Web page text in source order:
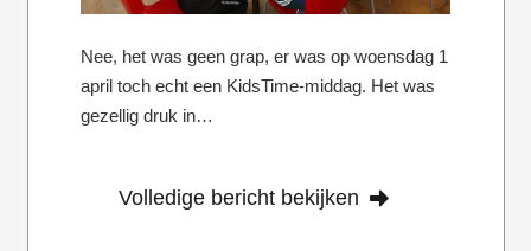
Nee, het was geen grap, er was op woensdag 1
april toch echt een KidsTime-middag. Het was
gezellig druk in…
Volledige bericht bekijken